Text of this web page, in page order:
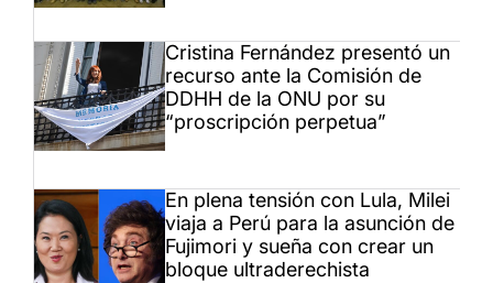
Cristina Fernández presentó un
recurso ante la Comisión de
DDHH de la ONU por su
“proscripción perpetua”
En plena tensión con Lula, Milei
viaja a Perú para la asunción de
Fujimori y sueña con crear un
bloque ultraderechista